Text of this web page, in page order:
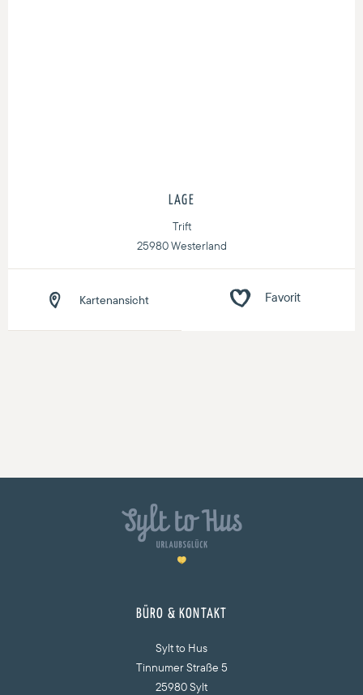
LAGE
Trift
25980 Westerland
Kartenansicht
BÜRO & KONTAKT
Sylt to Hus
Tinnumer Straße 5
25980 Sylt